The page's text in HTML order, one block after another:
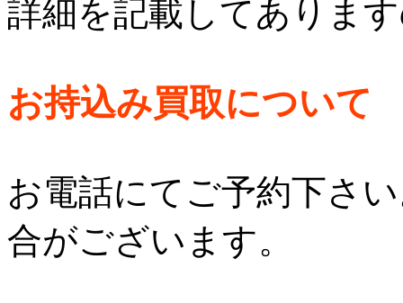
詳細を記載してありま
お持込み買取について
お電話にてご予約下さ
合がございます。